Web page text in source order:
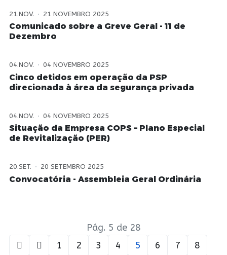
21.NOV. 21 NOVEMBRO 2025
Comunicado sobre a Greve Geral - 11 de
Dezembro
04.NOV. 04 NOVEMBRO 2025
Cinco detidos em operação da PSP
direcionada à área da segurança privada
04.NOV. 04 NOVEMBRO 2025
Situação da Empresa COPS – Plano Especial
de Revitalização (PER)
20.SET. 20 SETEMBRO 2025
Convocatória - Assembleia Geral Ordinária
1 2 3 4 5 6 7
8
Pág. 5 de 28